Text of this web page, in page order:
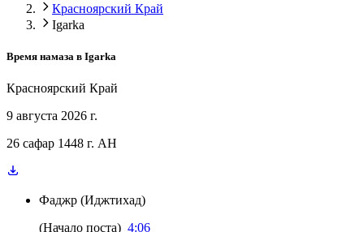
Красноярский Край
Igarka
Время намаза в Igarka
Красноярский Край
9 августа 2026 г.
26 сафар 1448 г. AH
Фаджр (Иджтихад)
(Начало поста) 4:06